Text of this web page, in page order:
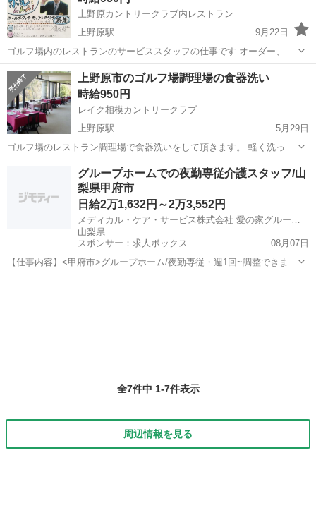
上野原カントリークラブ内レストラン
上野原駅
9月22日
ゴルフ場内のレストランのサービススタッフの仕事です オーダー、配
膳、ドリンク提供、接客等サービス業務です マニュアルがあります
し、研修期間を設けていますので、安心です 笑顔がすてきなあなた 接
客上手なあな...
山梨 上野原市 上野原駅 レストラン 土日
上野原市のゴルフ場調理場の食器洗い
時給950円
レイク相模カントリークラブ
上野原駅
5月29日
ゴルフ場のレストラン調理場で食器洗いをして頂きます。 軽く洗って
食洗器へセットしてください。
上野原市 上野原駅 飲食
グループホームでの夜勤専従介護スタッフ/山
梨県甲府市
日給2万1,632円～2万3,552円
メディカル・ケア・サービス株式会社 愛の家グループホーム 甲府住吉
山梨県
スポンサー：求人ボックス
08月07日
【仕事内容】<甲府市>グループホーム/夜勤専従・週1回~調整できま
す/経験不問/福利厚生も充実! 仕事内容 グループホームの夜勤専従・介
全7件中 1-7件表示
周辺情報を見る